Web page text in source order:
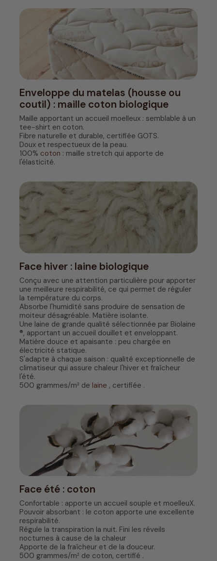
Enveloppe du matelas (housse ou
coutil) : maille coton biologique
Maille apportant un accueil moelleux : semblable à un
tee-shirt en coton.
Fibre naturelle et durable, certifiée GOTS.
Doux et respectueux de la peau.
100% coton : maille stretch qui apporte de
l'élasticité.
Face hiver : laine biologique
Conçu avec une attention particulière pour apporter
une meilleure respirabilité, ce qui permet de réguler
la température du corps.
Absorbe l'humidité sans produire de sensation de
moiteur désagréable. Matière isolante.
Une laine de grande qualité sélectionnée par Biolaine
®, apportant un accueil douillet et enveloppant.
Matière douce et apaisante : peu chargée en
électricité statique.
S'adapte à chaque saison : qualité exceptionnelle de
climatiseur qui assure chaleur l'hiver et fraîcheur
l'été.
500 grammes/m² de laine , certifiée .
Face été : coton
Confortable : apporte un accueil souple et moelleuX.
Pouvoir absorbant : le coton apporte une excellente
respirabilité.
Régule la transpiration la nuit. Fini les réveils
nocturnes à cause de la chaleur
Apporte de la fraîcheur et de la douceur.
500 grammes/m² de coton, certifié .